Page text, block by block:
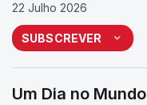
22 Julho 2026
SUBSCREVER
Um Dia no Mundo